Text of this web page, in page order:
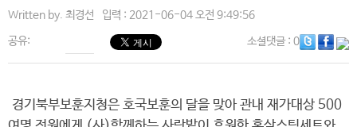
Written by. 최경선 입력 : 2021-06-04 오전 9:49:56
공유: 소셜댓글: 0
경기북부보훈지청은 호국보훈의 달을 맞아 관내 재가대상 500